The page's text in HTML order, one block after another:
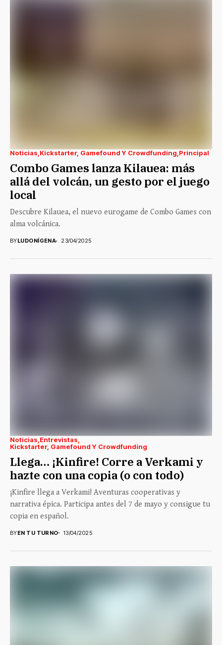
Noticias Kickstarter, Gamefound Y Crowdfunding Principal
Combo Games lanza Kilauea: más
allá del volcán, un gesto por el juego
local
Descubre Kilauea, el nuevo eurogame de Combo Games con
alma volcánica.
BYLUDONÍGENA 23/04/2025
Noticias Entrevistas
Kickstarter, Gamefound Y Crowdfunding
Llega… ¡Kinfire! Corre a Verkami y
hazte con una copia (o con todo)
¡Kinfire llega a Verkami! Aventuras cooperativas y
narrativa épica. Participa antes del 7 de mayo y consigue tu
copia en español.
BYEN TU TURNO 13/04/2025